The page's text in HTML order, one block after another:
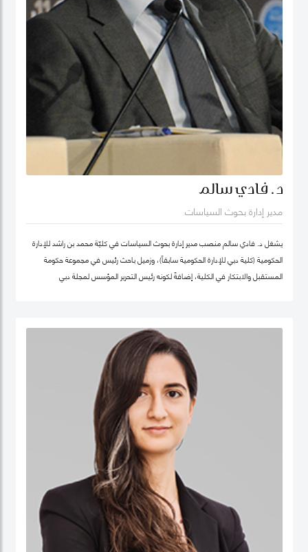
د. فادي سالم
مدير إدارة بحوث السياسات
يشغل د. فادي سالم منصب مدير إدارة بحوث السياسات في كليّة محمد بن راشد للإدارة
الحكومية (كلية دبي للإدارة الحكومية سابقاً)، وزميل باحث رئيس في مجموعة حكومة
المستقبل والابتكار في الكلية، إضافةً لكونه رئيس التحرير المؤسس لمجلة دبي
كليّة "لي كوان يو" للسياسة العامّة، جامعة سنغافورة الوطنية. حصل فادي على شهادة
الدكتوراه في السياسات العامة في تخصص الحوكمة الرقمية من جامعة أكسفورد العريقة
وشهادة الماجيستير في إدارة أنظمة المعلومات من كلية لندن للعلوم الاقتصادية
والسياسية، إضافة لشهادة البكالوريوس في هندسة الكمبيوتر من جامعة حلب. يعتبر د.
فادي سالم أحد أهم المفكرين والمتخصصين عالمياً في مجالات الحكومة الرقمية
ومستقبل العمل الحكومي وسياسات البيانات، حيث تشمل مجالات تخصّصه الحوكمة
الرقمية والسياسات التكنولوجية وإدارة منظومة البيانات الحكومية وحوكمة الذكاء
الاصطناعي، حيث يعتبر على مدى العقدين السابقين أحد أهم الباحثين تأثيراً في هذه
المجالات عالمياً، وقد اختير كواحد من أهم 100 شخصية مؤثرة في مجال الحكومة الرقمية
عالمياً (Apolitical). وهو عضو في عديد من مجالس الإدارة والأمناء في هذه المجالات مثل
المجلس الاستشاري لأخلاقيات الذكاء الاصطناعي لـهيئة دبي الرقمية وعضو مجموعة
عمل خبراء حوكمة آثار الذكاء الاصطناعي التابع لمنظمة ISO، وعضو المجلس العالمي
لأهداف التنمية المستدامة التابع للقمة العالمية للحكومات، وعضو مجلس أمناء جمعية
الحكومة الرقمية، الجمعية الرائدة عالمياً في مجال البحث العلمي في مجالات الحوكمة